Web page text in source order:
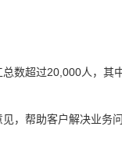
数超过20,000人，其
，帮助客户解决业务问